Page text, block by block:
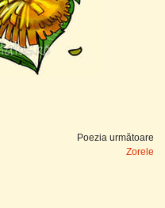
Poezia următoare
Zorele